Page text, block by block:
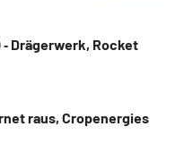
Drägerwerk, Rocket
raus, Cropenergies